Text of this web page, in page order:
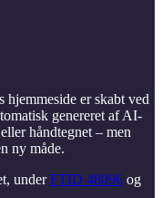
hjemmeside er skabt ved
genereret af AI-
håndtegnet – men
ny måde.
underFTID 48096 og